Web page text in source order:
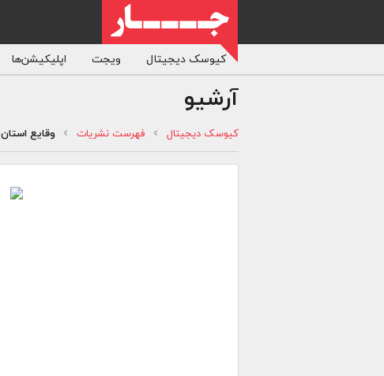
کیوسک دیجیتال ویجت اپلیکیشن‌ها
آرشیو
کیوسک دیجیتال فهرست نشریات وقایع‌ استان